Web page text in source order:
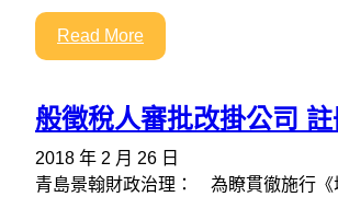
Read More
般徵稅人審批改掛公司
2018 年 2 月 26 日
青島景翰財政治理： 為瞭貫徹施行